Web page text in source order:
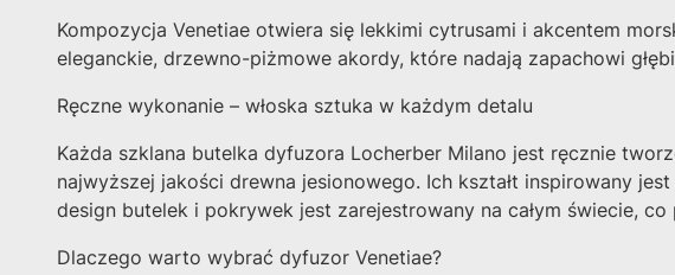
Kompozycja Venetiae otwiera się lekkimi cytrusami i akcentem
eleganckie, drzewno-piżmowe akordy, które nadają zapachowi
Ręczne wykonanie – włoska sztuka w każdym detalu
Każda szklana butelka dyfuzora Locherber Milano jest ręcznie
najwyższej jakości drewna jesionowego. Ich kształt inspirowany
design butelek i pokrywek jest zarejestrowany na całym świecie,
Dlaczego warto wybrać dyfuzor Venetiae?